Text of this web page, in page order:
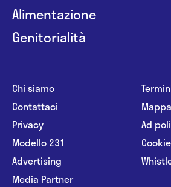
Alimentazione
Genitorialità
Chi siamo
Contattaci
Privacy
Modello 231
Advertising
Media Partner
Ad